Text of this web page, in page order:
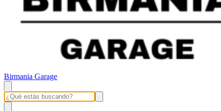
Birmania Garage